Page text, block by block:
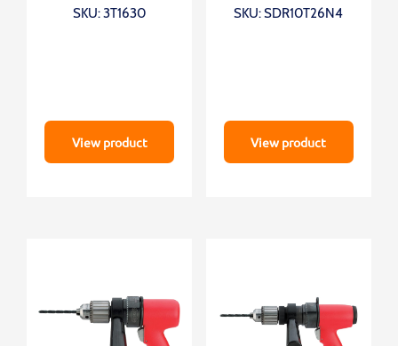
SKU: 3T1630
View product
SKU: SDR10T26N4
View product